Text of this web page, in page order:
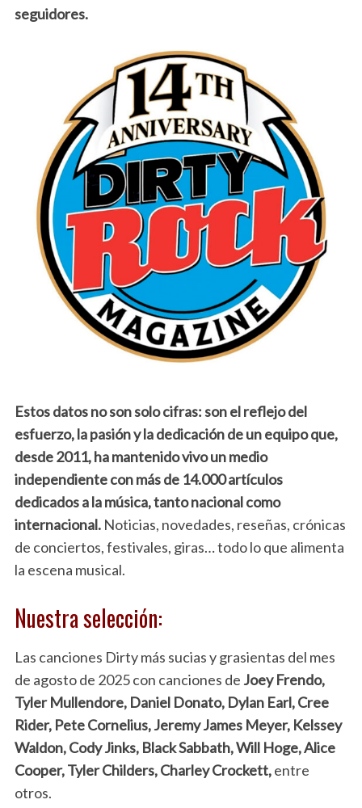
seguidores.
Estos datos no son solo cifras: son el reflejo del
esfuerzo, la pasión y la dedicación de un equipo que,
desde 2011, ha mantenido vivo un medio
independiente con más de 14.000 artículos
dedicados a la música, tanto nacional como
internacional.Noticias, novedades, reseñas, crónicas
de conciertos, festivales, giras… todo lo que alimenta
la escena musical.
Nuestra selección:
Las canciones Dirty más sucias y grasientas del mes
de agosto de 2025 con canciones de Joey Frendo,
Tyler Mullendore, Daniel Donato, Dylan Earl, Cree
Rider, Pete Cornelius, Jeremy James Meyer, Kelssey
Waldon, Cody Jinks, Black Sabbath, Will Hoge, Alice
Cooper, Tyler Childers, Charley Crockett,entre
otros.